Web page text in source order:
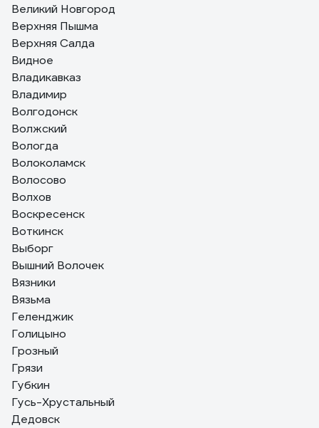
Великий Новгород
Верхняя Пышма
Верхняя Салда
Видное
Владикавказ
Владимир
Волгодонск
Волжский
Вологда
Волоколамск
Волосово
Волхов
Воскресенск
Воткинск
Выборг
Вышний Волочек
Вязники
Вязьма
Геленджик
Голицыно
Грозный
Грязи
Губкин
Гусь-Хрустальный
Дедовск